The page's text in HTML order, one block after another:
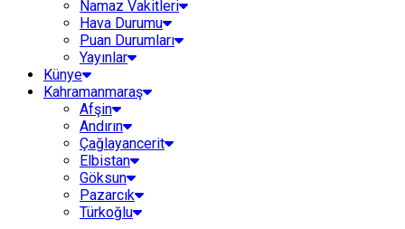
Namaz Vakitleri
Hava Durumu
Puan Durumları
Yayınlar
Künye
Kahramanmaraş
Afşin
Andırın
Çağlayancerit
Elbistan
Göksun
Pazarcık
Türkoğlu